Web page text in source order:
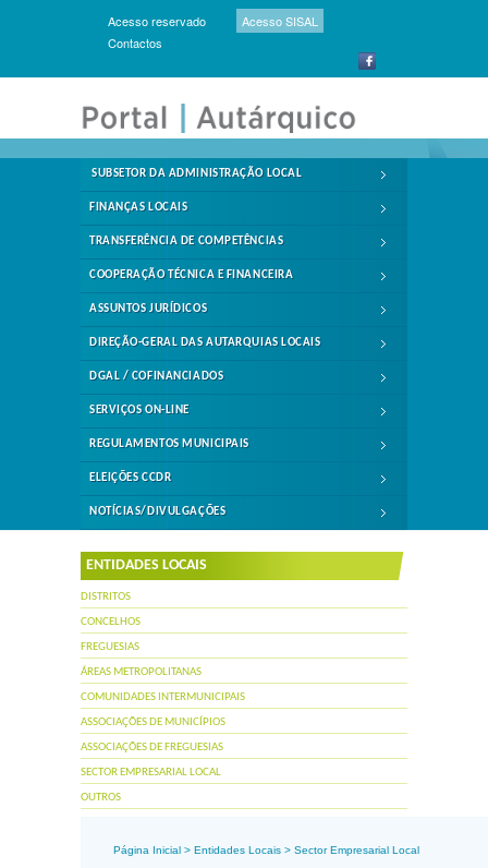
Acesso reservado
Acesso SISAL
Contactos
SUBSETOR DA ADMINISTRAÇÃO LOCAL
FINANÇAS LOCAIS
TRANSFERÊNCIA DE COMPETÊNCIAS
COOPERAÇÃO TÉCNICA E FINANCEIRA
ASSUNTOS JURÍDICOS
DIREÇÃO-GERAL DAS AUTARQUIAS LOCAIS
DGAL / COFINANCIADOS
SERVIÇOS ON-LINE
REGULAMENTOS MUNICIPAIS
ELEIÇÕES CCDR
NOTÍCIAS/DIVULGAÇÕES
ENTIDADES LOCAIS
DISTRITOS
CONCELHOS
FREGUESIAS
ÁREAS METROPOLITANAS
COMUNIDADES INTERMUNICIPAIS
ASSOCIAÇÕES DE MUNICÍPIOS
ASSOCIAÇÕES DE FREGUESIAS
SECTOR EMPRESARIAL LOCAL
OUTROS
Página Inicial > Entidades Locais > Sector Empresarial Local